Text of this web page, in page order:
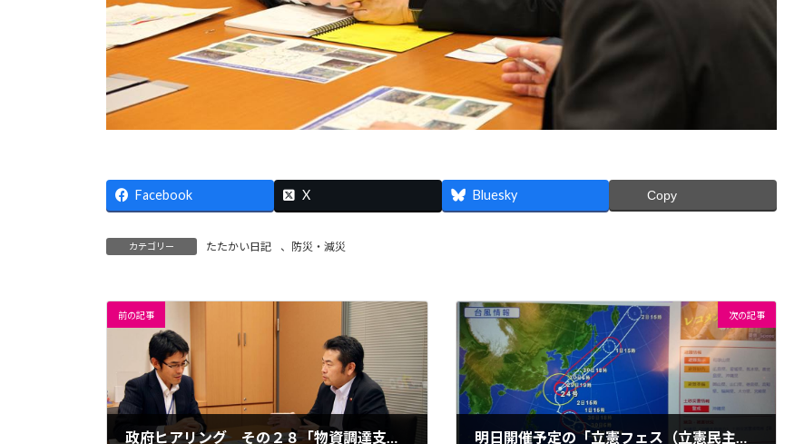
Facebook X Bluesky Copy
カテゴリー たたかい日記 、 防災・減災
前の記事
政府ヒアリング その２８「物資調達支援システムの開発」（内閣府）
次の記事
明日開催予定の「立憲フェス（立憲民主党大会）」に出席するため上京しています。